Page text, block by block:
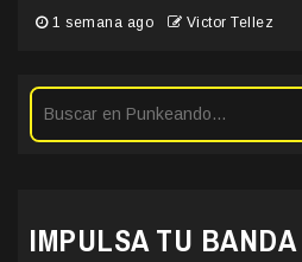
1 semana ago Victor Tellez
IMPULSA TU BANDA